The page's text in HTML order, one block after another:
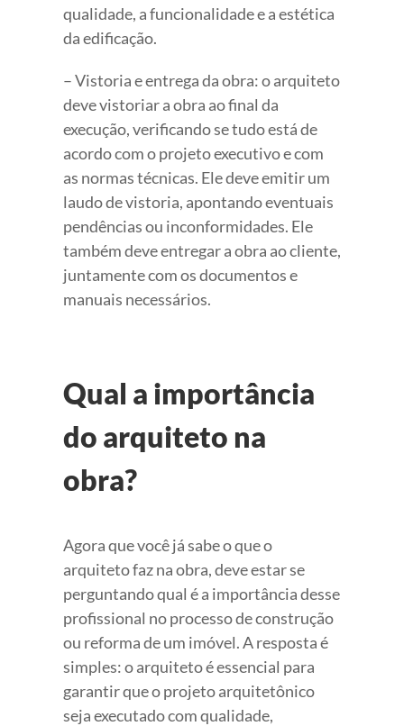
qualidade, a funcionalidade e a estética
da edificação.
– Vistoria e entrega da obra: o arquiteto
deve vistoriar a obra ao final da
execução, verificando se tudo está de
acordo com o projeto executivo e com
as normas técnicas. Ele deve emitir um
laudo de vistoria, apontando eventuais
pendências ou inconformidades. Ele
também deve entregar a obra ao cliente,
juntamente com os documentos e
manuais necessários.
Qual a importância
do arquiteto na
obra?
Agora que você já sabe o que o
arquiteto faz na obra, deve estar se
perguntando qual é a importância desse
profissional no processo de construção
ou reforma de um imóvel. A resposta é
simples: o arquiteto é essencial para
garantir que o projeto arquitetônico
seja executado com qualidade,